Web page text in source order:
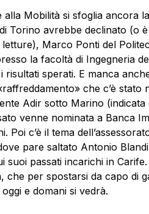
alla Mobilità si sfoglia ancora la
Torino avrebbe declinato (o
Marco Ponti del
la facoltà di Ingegneria
sperati. E manca
che c’è stato
Adir sotto Marino (indicata
venne nominata a Banca
Poi c’è il tema
pare saltato Antonio
suoi passati incarichi in
per spostarsi da capo di
e domani si vedrà.